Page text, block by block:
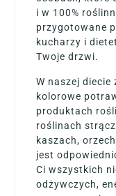
i w 100%
przygotowane
kucharzy i
Twoje drzwi.
W naszej
kolorowe
produktach
roślinach
kaszach,
jest
Ci wszystkich
odżywczych,